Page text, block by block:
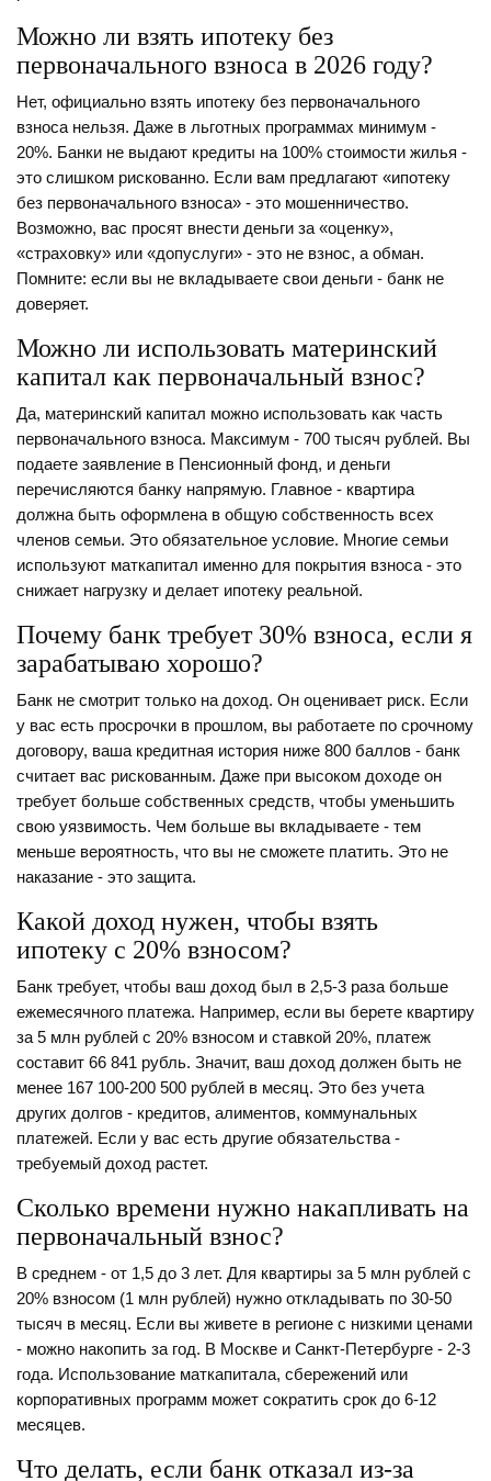
Можно ли взять ипотеку без
первоначального взноса в 2026 году?
Нет, официально взять ипотеку без первоначального
взноса нельзя. Даже в льготных программах минимум -
20%. Банки не выдают кредиты на 100% стоимости жилья -
это слишком рискованно. Если вам предлагают «ипотеку
без первоначального взноса» - это мошенничество.
Возможно, вас просят внести деньги за «оценку»,
«страховку» или «допуслуги» - это не взнос, а обман.
Помните: если вы не вкладываете свои деньги - банк не
доверяет.
Можно ли использовать материнский
капитал как первоначальный взнос?
Да, материнский капитал можно использовать как часть
первоначального взноса. Максимум - 700 тысяч рублей. Вы
подаете заявление в Пенсионный фонд, и деньги
перечисляются банку напрямую. Главное - квартира
должна быть оформлена в общую собственность всех
членов семьи. Это обязательное условие. Многие семьи
используют маткапитал именно для покрытия взноса - это
снижает нагрузку и делает ипотеку реальной.
Почему банк требует 30% взноса, если я
зарабатываю хорошо?
Банк не смотрит только на доход. Он оценивает риск. Если
у вас есть просрочки в прошлом, вы работаете по срочному
договору, ваша кредитная история ниже 800 баллов - банк
считает вас рискованным. Даже при высоком доходе он
требует больше собственных средств, чтобы уменьшить
свою уязвимость. Чем больше вы вкладываете - тем
меньше вероятность, что вы не сможете платить. Это не
наказание - это защита.
Какой доход нужен, чтобы взять
ипотеку с 20% взносом?
Банк требует, чтобы ваш доход был в 2,5-3 раза больше
ежемесячного платежа. Например, если вы берете квартиру
за 5 млн рублей с 20% взносом и ставкой 20%, платеж
составит 66 841 рубль. Значит, ваш доход должен быть не
менее 167 100-200 500 рублей в месяц. Это без учета
других долгов - кредитов, алиментов, коммунальных
платежей. Если у вас есть другие обязательства -
требуемый доход растет.
Сколько времени нужно накапливать на
первоначальный взнос?
В среднем - от 1,5 до 3 лет. Для квартиры за 5 млн рублей с
20% взносом (1 млн рублей) нужно откладывать по 30-50
тысяч в месяц. Если вы живете в регионе с низкими ценами
- можно накопить за год. В Москве и Санкт-Петербурге - 2-3
года. Использование маткапитала, сбережений или
корпоративных программ может сократить срок до 6-12
месяцев.
Что делать, если банк отказал из-за